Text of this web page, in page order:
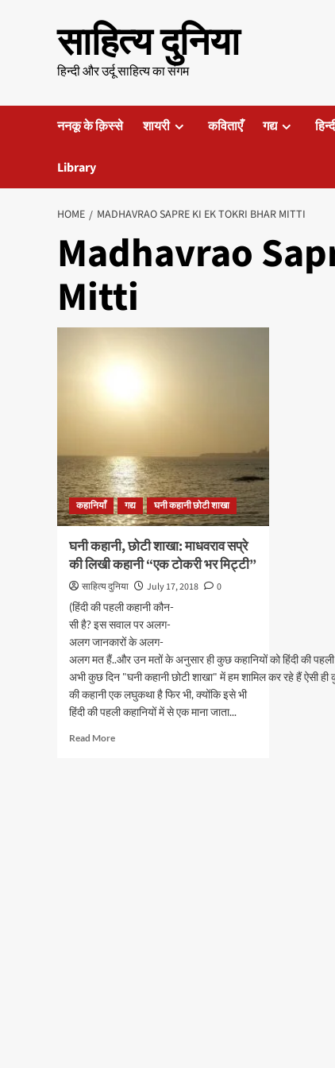
साहित्य दुनिया
हिन्दी और उर्दू साहित्य का संगम
ननकू के क़िस्से शायरी कविताएँ गद्य
Library
HOME MADHAVRAO SAPRE KI EK TOKRI BHAR MITTI
Madhavrao
Mitti
कहानियाँ गद्य घनी कहानी छोटी शाखा
घनी कहानी, छोटी शाखा: माधवराव सप्रे
की लिखी कहानी “एक टोकरी भर मिट्टी”
साहित्य दुनिया July 17, 2018
0
(हिंदी की पहली कहानी कौन-
सी है? इस सवाल पर अलग-
अलग जानकारों के अलग-
अलग मत हैं..और उन मतों के अनुसार ही कुछ कहानियों को हिंदी की पहली
अभी कुछ दिन "घनी कहानी छोटी शाखा" में हम शामिल कर रहे हैं ऐसी
की कहानी एक लघुकथा है फिर भी, क्योंकि इसे भी
हिंदी की पहली कहानियों में से एक माना जाता...
Read MoreRead